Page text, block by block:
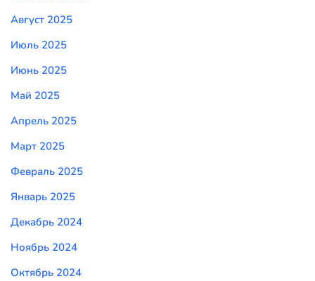
Август 2025
Июль 2025
Июнь 2025
Май 2025
Апрель 2025
Март 2025
Февраль 2025
Январь 2025
Декабрь 2024
Ноябрь 2024
Октябрь 2024